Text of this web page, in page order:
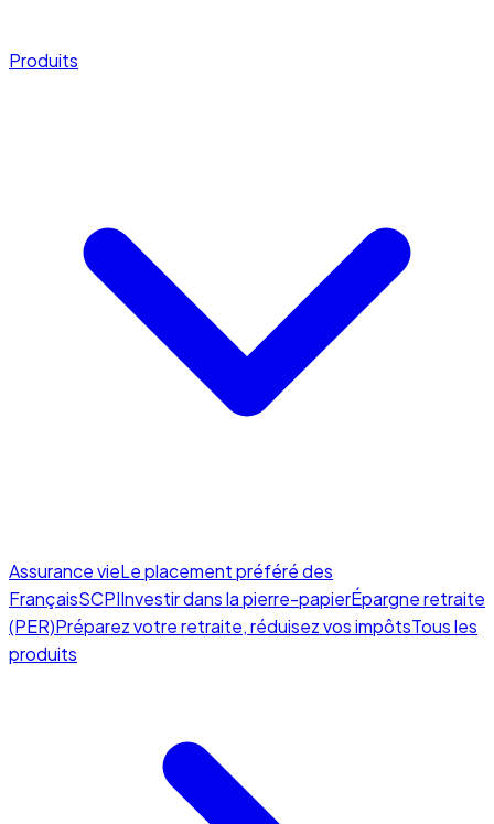
Produits
Assurance vieLe placement préféré des
FrançaisSCPIInvestir dans la pierre-papierÉpargne retraite
(PER)Préparez votre retraite, réduisez vos impôtsTous les
produits